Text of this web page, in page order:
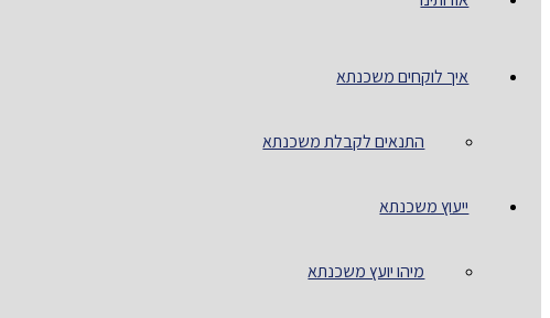
איך לוקחים משכנתא
התנאים לקבלת משכנתא
ייעוץ משכנתא
מיהו יועץ משכנתא